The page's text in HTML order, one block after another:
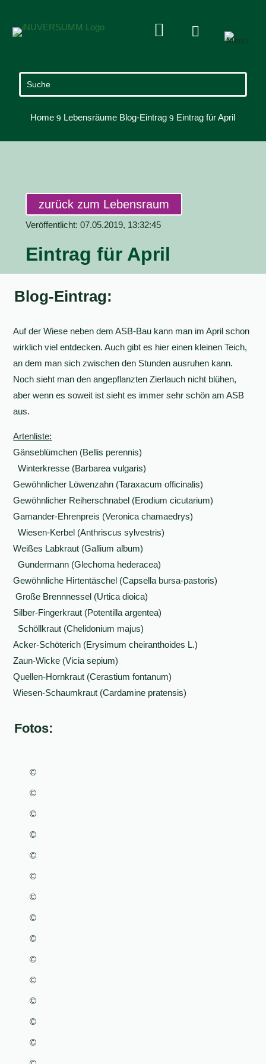
 
Home 9 Lebensräume Blog-Eintrag 9 Eintrag für April
zurück zum Lebensraum
Veröffentlicht: 07.05.2019, 13:32:45
Eintrag für April
Blog-Eintrag:
Auf der Wiese neben dem ASB-Bau kann man im April schon
wirklich viel entdecken. Auch gibt es hier einen kleinen Teich,
an dem man sich zwischen den Stunden ausruhen kann.
Noch sieht man den angepflanzten Zierlauch nicht blühen,
aber wenn es soweit ist sieht es immer sehr schön am ASB
aus.
Artenliste:
Gänseblümchen (Bellis perennis)
Winterkresse (Barbarea vulgaris)
Gewöhnlicher Löwenzahn (Taraxacum officinalis)
Gewöhnlicher Reiherschnabel (Erodium cicutarium)
Gamander-Ehrenpreis (Veronica chamaedrys)
Wiesen-Kerbel (Anthriscus sylvestris)
Weißes Labkraut (Gallium album)
Gundermann (Glechoma hederacea)
Gewöhnliche Hirtentäschel (Capsella bursa-pastoris)
Große Brennnessel (Urtica dioica)
Silber-Fingerkraut (Potentilla argentea)
Schöllkraut (Chelidonium majus)
Acker-Schöterich (Erysimum cheiranthoides L.)
Zaun-Wicke (Vicia sepium)
Quellen-Hornkraut (Cerastium fontanum)
Wiesen-Schaumkraut (Cardamine pratensis)
Fotos:
©
©
©
©
©
©
©
©
©
©
©
©
©
©